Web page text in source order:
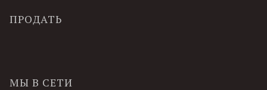
ПРОДАТЬ
МЫ В СЕТИ